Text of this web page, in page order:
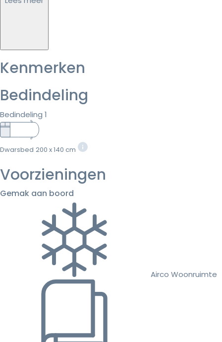
Kenmerken
Bedindeling
Bedindeling 1
Dwarsbed 200 x 140 cm
Voorzieningen
Gemak aan boord
Airco Woonruimte